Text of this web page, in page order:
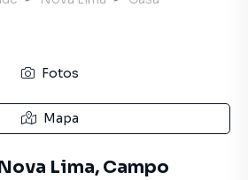
Fotos
Mapa
Lima, Campo